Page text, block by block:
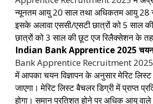
न्यूनतम आयु 20 साल तथा अधिकतम आयु 28
इसके अलावा एससी/एसटी छात्रों को 5 साल
छात्रों को 3 साल की छूट एज रिलैक्सेशन के
Indian Bank Apprentice 2025 चयन
Bank Apprentice Recruitment 2025
में आपका चयन विज्ञापन के अनुसार मेरिट
जाएगा। मेरिट लिस्ट बैचलर डिग्री में प्राप्त
होगा। समान प्रतिशत होने पर अधिक आयु वाले